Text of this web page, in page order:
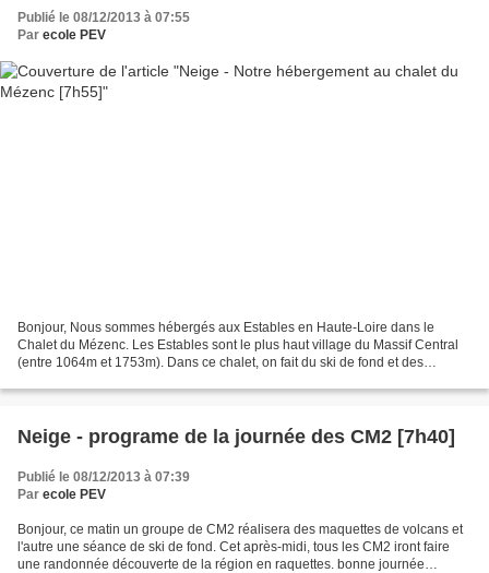
Publié le 08/12/2013 à 07:55
Par ecole PEV
Bonjour, Nous sommes hébergés aux Estables en Haute-Loire dans le
Chalet du Mézenc. Les Estables sont le plus haut village du Massif Central
(entre 1064m et 1753m). Dans ce chalet, on fait du ski de fond et des
Neige - programe de la journée des CM2 [7h40]
Publié le 08/12/2013 à 07:39
Par ecole PEV
Bonjour, ce matin un groupe de CM2 réalisera des maquettes de volcans et
l'autre une séance de ski de fond. Cet après-midi, tous les CM2 iront faire
une randonnée découverte de la région en raquettes. bonne journée